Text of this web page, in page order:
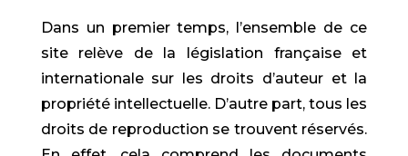
Dans un premier temps, l’ensemble de ce
site relève de la législation française et
internationale sur les droits d’auteur et la
propriété intellectuelle. D’autre part, tous les
droits de reproduction se trouvent réservés.